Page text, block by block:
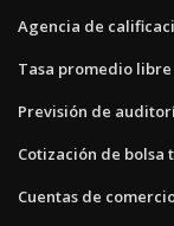
Agencia de
Tasa promedio
Previsión de
Cotización de bolsa
Cuentas de